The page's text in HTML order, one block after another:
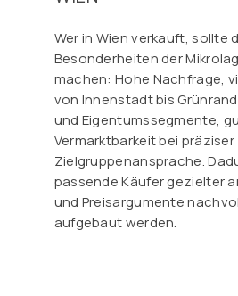
Wer in Wien verkauft, sollte
Besonderheiten der
machen: Hohe Nachfrage,
von Innenstadt bis
und Eigentumssegmente,
Vermarktbarkeit bei präziser
Zielgruppenansprache.
passende Käufer gezielter
und Preisargumente
aufgebaut werden.